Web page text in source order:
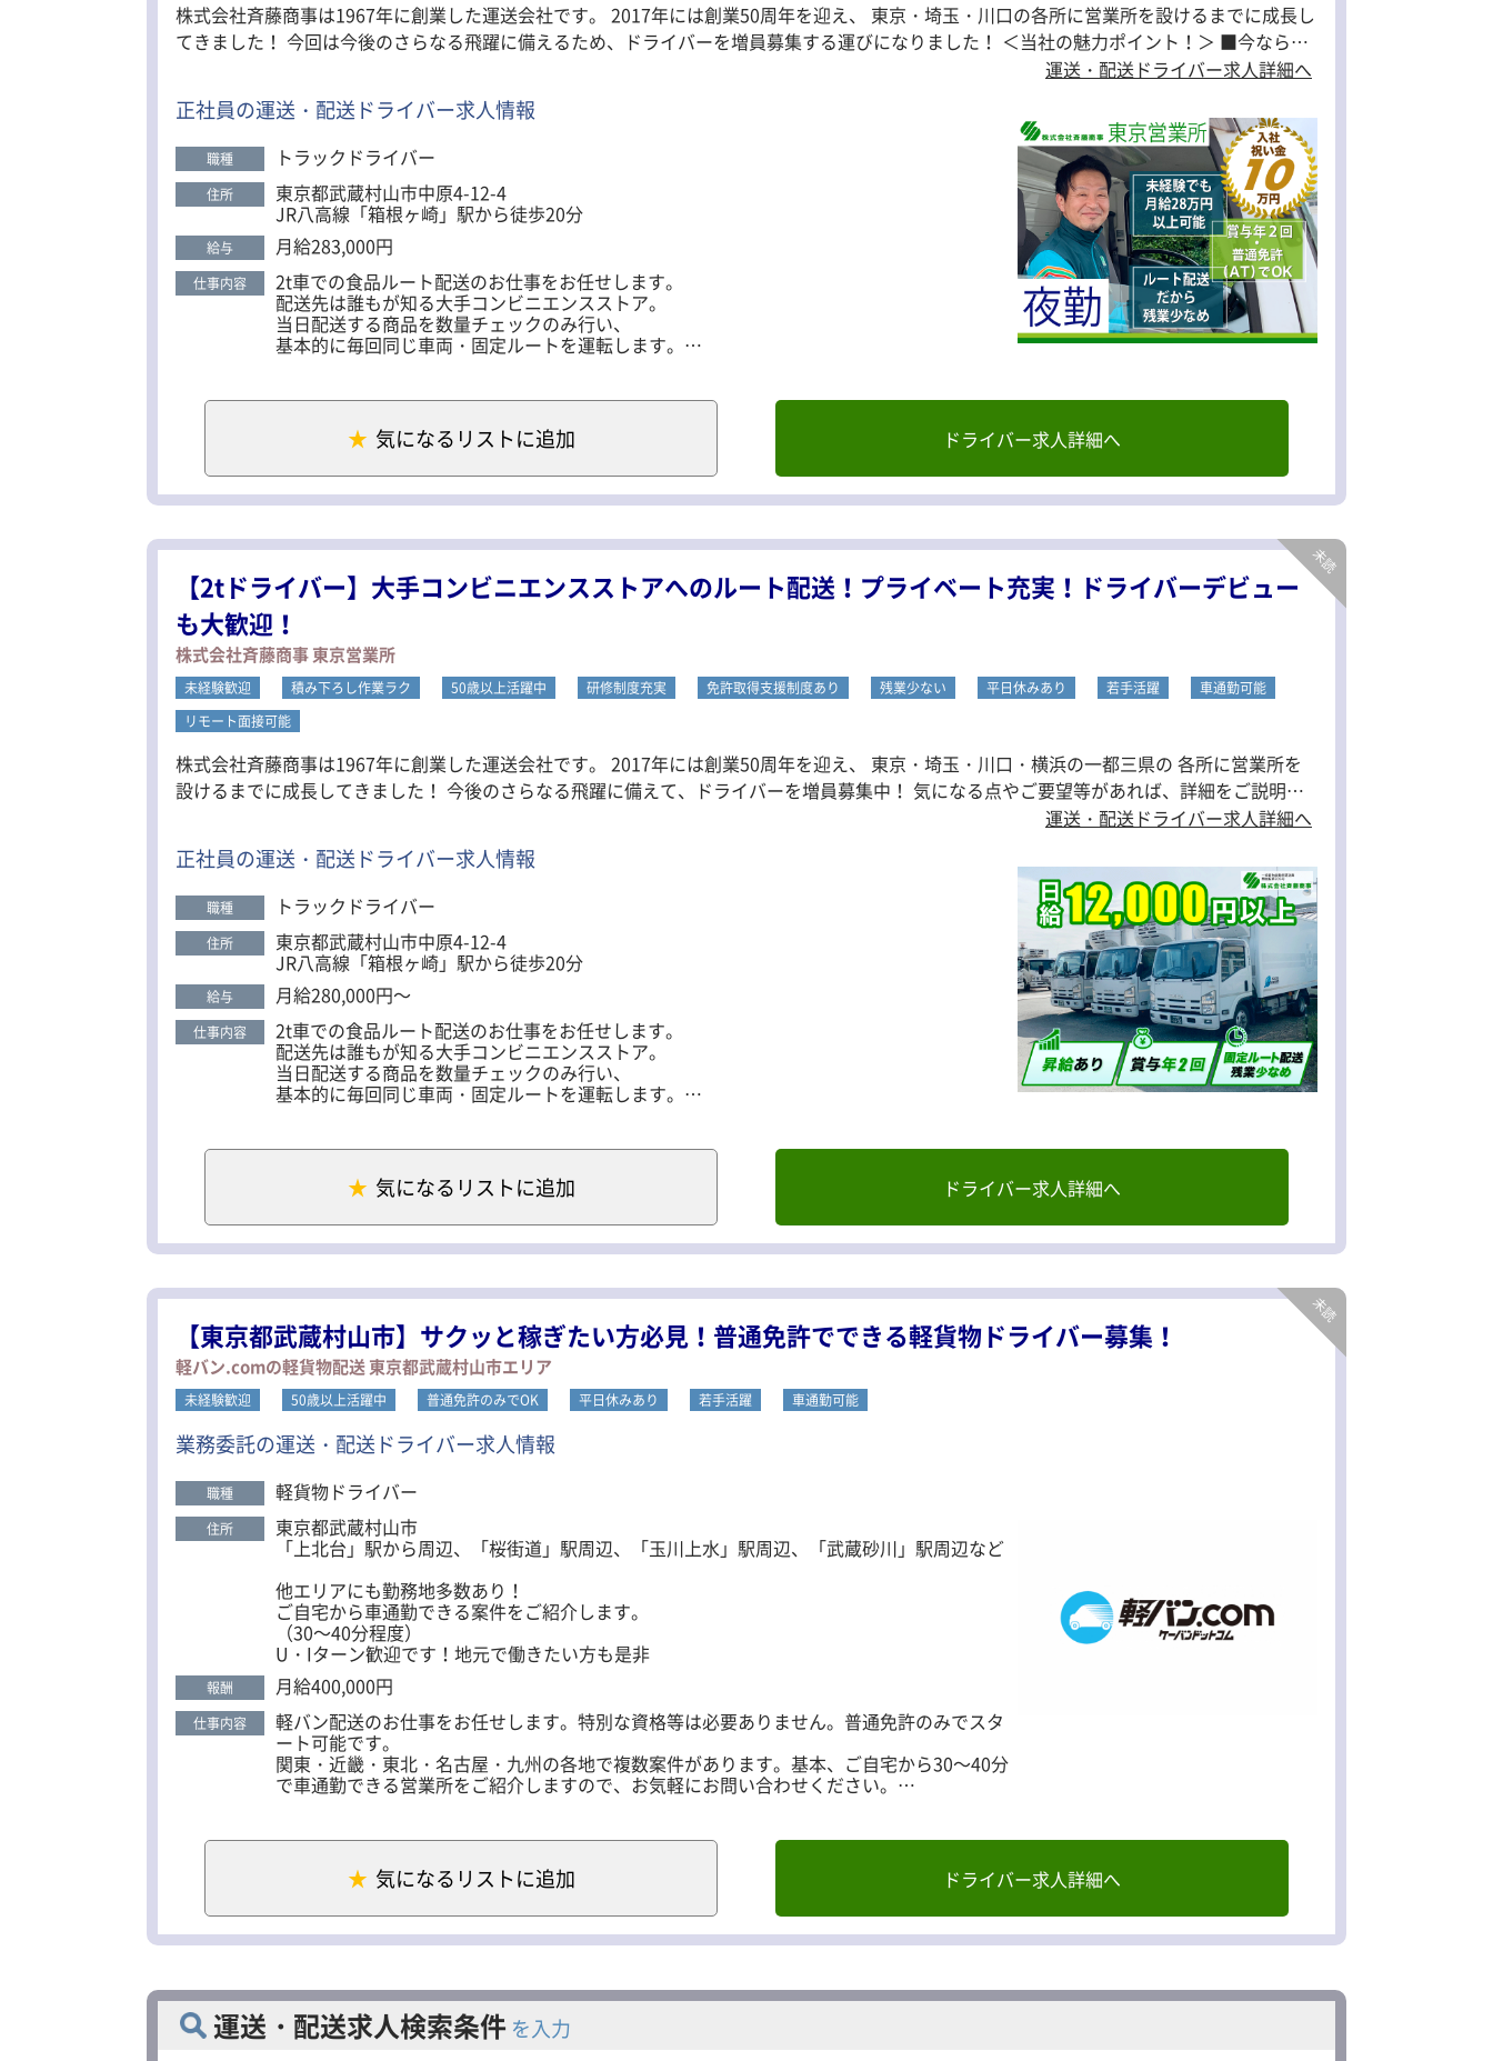
メインの配送先は多摩エリア、一部埼玉への配送あり
積み降ろしには番重を使用します。（1つ2kgほど）
軽い荷物なので女性ドライバーも安心して運べます♪
無理なくゆっくりとお仕事スタートできます☆
＜日勤の1日の流れ＞
▼6：00 出勤
▼6：30 センターにて積み込みを行い配送へ出発
▼11：00 センターで空番重を戻し、再度積み込み
▼休憩を1時間取り、午後の配送と空番重の回収
▼17：30 退勤
交通状況がスムーズなため、
渋滞に巻き込まれる心配もなく配送を行えます。
配送先への到着時間は実際にかかる時間より
焦ることなく自分のリズムで配送できます。
株式会社斉藤商事は1967年に創業した運送会社です。 2017年には創業50周年を迎え、 東京・埼玉・川口の各所に営業所を設けるまでに成長し
てきました！ 今回は今後のさらなる飛躍に備えるため、ドライバーを増員募集する運びになりました！ ＜当社の魅力ポイント！＞ ■今なら入
社祝い金10万円支給！（3ヶ月勤務後） ■年間休日111日でプライベートとの両立もできる！ ■2tドライバーで月給28万円以上の高水準！ ■未
経験でも始めやすいルート配送！ また当社は某テーマパークの割引優待や、誕生日祝い、賞与は年2回等、 嬉しい福利厚生が目白押し！ その
他気になる点やご要望等があれば、詳細をご説明します。 ぜひ私たちと一緒に働きませんか？
運送・配送ドライバー求人詳細へ
正社員の運送・配送ドライバー求人情報
職種 トラックドライバー
住所 東京都武蔵村山市中原4-12-4
JR八高線「箱根ヶ崎」駅から徒歩20分
給与 月給283,000円
仕事内容 2t車での食品ルート配送のお仕事をお任せします。
配送先は誰もが知る大手コンビニエンスストア。
当日配送する商品を数量チェックのみ行い、
基本的に毎回同じ車両・固定ルートを運転します。
積み降ろしには番重を使用します。（1つ2kgほど）
軽い荷物なので女性ドライバーも安心して運べます♪
配送に慣れるまではずっと同じコースの配送なので、
無理なくゆっくりとお仕事スタートできます☆
＜夜勤の1日の流れ＞
▼19：00 出勤
▼19：30 センターにて積み込みを行い配送へ出発
▼翌1：00 センターで空番重を戻し、再度積み込み
▼休憩を1時間取り、午後の配送と空番重の回収
▼翌5：15 退勤
交通状況がスムーズなため、
渋滞に巻き込まれる心配もなく配送を行えます。
■猶予のある配送スケジュールを組んでいます
前後15分ほどの猶予がありますので、
焦ることなく自分のリズムで配送できます。
退社時間が早まる場合もあります。
気になるリストに追加 ドライバー求人詳細へ
【2tドライバー】大手コンビニエンスストアへのルート配送！プライベート充実！ドライバーデビュー
も大歓迎！
株式会社斉藤商事 東京営業所
未経験歓迎 積み下ろし作業ラク 50歳以上活躍中 研修制度充実 免許取得支援制度あり 残業少ない 平日休みあり 若手活躍
車通勤可能
リモート面接可能
株式会社斉藤商事は1967年に創業した運送会社です。 2017年には創業50周年を迎え、 東京・埼玉・川口・横浜の一都三県の 各所に営業所を
設けるまでに成長してきました！ 今後のさらなる飛躍に備えて、ドライバーを増員募集中！ 気になる点やご要望等があれば、詳細をご説明し
運送・配送ドライバー求人詳細へ
正社員の運送・配送ドライバー求人情報
職種 トラックドライバー
住所 東京都武蔵村山市中原4-12-4
JR八高線「箱根ヶ崎」駅から徒歩20分
給与 月給280,000円～
仕事内容 2t車での食品ルート配送のお仕事をお任せします。
配送先は誰もが知る大手コンビニエンスストア。
当日配送する商品を数量チェックのみ行い、
基本的に毎回同じ車両・固定ルートを運転します。
積み降ろしには番重を使用します。（1つ2kgほど）
軽い荷物なので女性ドライバーも安心して運べます♪
配送に慣れるまではずっと同じコースの配送なので、
無理なくゆっくりとお仕事スタートできます☆
＜日勤の1日の流れ＞
▼6：00 出勤
▼6：30 センターにて積み込みを行い配送へ出発
▼11：00 センターで空番重を戻し、再度積み込み
▼休憩を1時間取り、午後の配送と空番重の回収
▼17：30 退勤
☆夜勤の1日の流れも日勤と同様です！
交通状況がスムーズなため、
渋滞に巻き込まれる心配もなく配送を行えます。
☆猶予のある配送スケジュールを組んでいます
配送先への到着時間は実際にかかる時間より
前後15分ほどの猶予がありますので、
焦ることなく自分のリズムで配送できます。
退社時間が早まる場合もあります。
気になるリストに追加 ドライバー求人詳細へ
【東京都武蔵村山市】サクッと稼ぎたい方必見！普通免許でできる軽貨物ドライバー募集！
軽バン.comの軽貨物配送 東京都武蔵村山市エリア
未経験歓迎 50歳以上活躍中 普通免許のみでOK 平日休みあり 若手活躍 車通勤可能
業務委託の運送・配送ドライバー求人情報
職種 軽貨物ドライバー
住所 東京都武蔵村山市
「上北台」駅から周辺、「桜街道」駅周辺、「玉川上水」駅周辺、「武蔵砂川」駅周辺など
他エリアにも勤務地多数あり！
ご自宅から車通勤できる案件をご紹介します。
（30～40分程度）
U・Iターン歓迎です！地元で働きたい方も是非
報酬 月給400,000円
仕事内容 軽バン配送のお仕事をお任せします。特別な資格等は必要ありません。普通免許のみでスタ
ート可能です。
関東・近畿・東北・名古屋・九州の各地で複数案件があります。基本、ご自宅から30～40分
で車通勤できる営業所をご紹介しますので、お気軽にお問い合わせください。
▼7：00～8：00 所属している宅配会社に出勤
▼担当コースの荷物の積込み
▼担当コースの配達
▼休憩（時間自由）後、追加の荷物を積込み
▼20：00～21：00 宅配会社に帰庫
車体カラーがシルバーまたはホワイトの軽自動車（軽バン）を持ち込み可能です。
その他、年式・装備・車両の状態・メンテナンス・保険について条件があります。
持ち込みを希望される方はご応募の際に担当者までお問合せください。
気になるリストに追加 ドライバー求人詳細へ
運送・配送求人検索条件 を入力